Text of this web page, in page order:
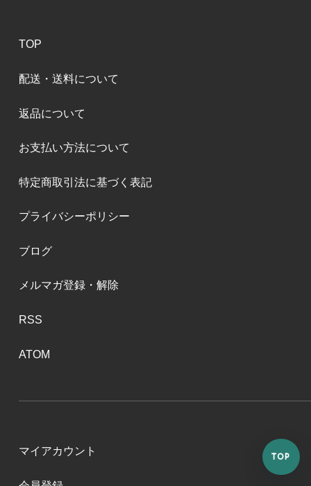
TOP
TOP
配送・送料について
返品について
お支払い方法について
特定商取引法に基づく表記
プライバシーポリシー
ブログ
メルマガ登録・解除
RSS
ATOM
マイアカウント